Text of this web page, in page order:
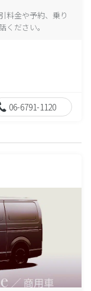
料金や予約、乗り
ださい。
06-6791-1120